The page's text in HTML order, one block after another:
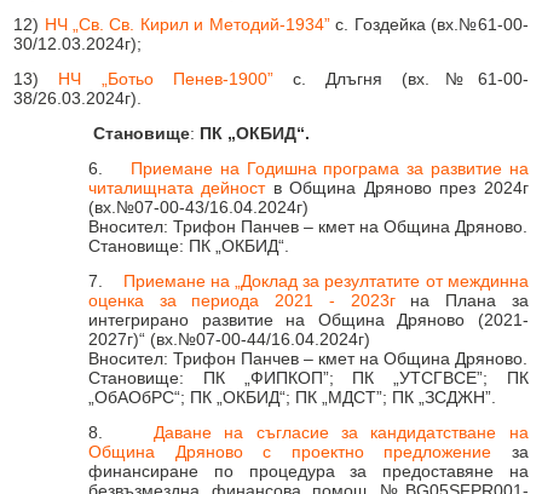
12) НЧ „Св. Св. Кирил и Методий-1934”с. Гоздейка (вх.№61-00-
30/12.03.2024г);
13) НЧ „Ботьо Пенев-1900”с. Длъгня (вх.№61-00-
38/26.03.2024г).
Становище: ПК „ОКБИД“.
6. Приемане на Годишна програма за развитие на
читалищната дейноств Община Дряново през 2024г
(вх.№07-00-43/16.04.2024г)
Вносител: Трифон Панчев – кмет на Община Дряново.
Становище: ПК „ОКБИД“.
7. Приемане на „Доклад за резултатите от междинна
оценка за периода 2021 - 2023гна Плана за
интегрирано развитие на Община Дряново (2021-
2027г)“ (вх.№07-00-44/16.04.2024г)
Вносител: Трифон Панчев – кмет на Община Дряново.
Становище: ПК „ФИПКОП”; ПК „УТСГВСЕ”; ПК
„ОбАОбРС“; ПК „ОКБИД“; ПК „МДСТ”; ПК „ЗСДЖН”.
8. Даване на съгласие за кандидатстване на
Община Дряново с проектно предложение за
финансиране по процедура за предоставяне на